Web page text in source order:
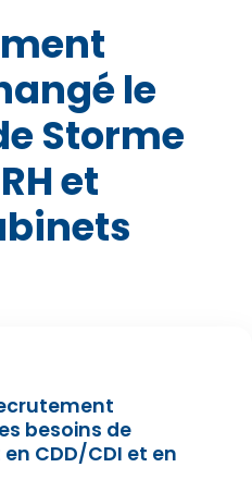
le
Storme
et
besoins de
CDD/CDI et en